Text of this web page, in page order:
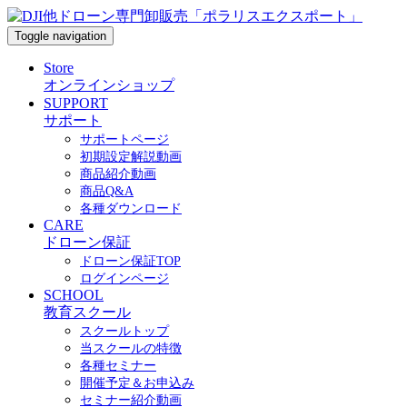
Toggle navigation
Store
オンラインショップ
SUPPORT
サポート
サポートページ
初期設定解説動画
商品紹介動画
商品Q&A
各種ダウンロード
CARE
ドローン保証
ドローン保証TOP
ログインページ
SCHOOL
教育スクール
スクールトップ
当スクールの特徴
各種セミナー
開催予定＆お申込み
セミナー紹介動画